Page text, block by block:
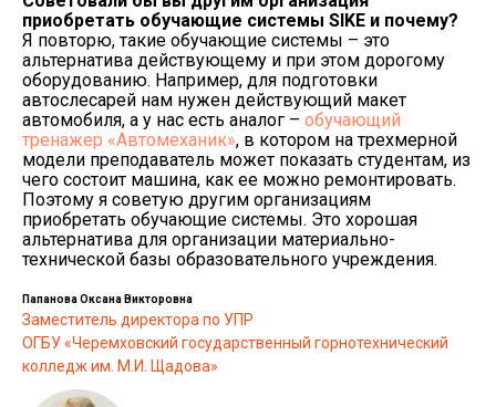
приобретать обучающие системы SIKE и почему?
Я повторю, такие обучающие системы – это
альтернатива действующему и при этом дорогому
оборудованию. Например, для подготовки
автослесарей нам нужен действующий макет
автомобиля, а у нас есть аналог – обучающий
тренажер «Автомеханик», в котором на трехмерной
модели преподаватель может показать студентам, из
чего состоит машина, как ее можно ремонтировать.
Поэтому я советую другим организациям
приобретать обучающие системы. Это хорошая
альтернатива для организации материально-
технической базы образовательного учреждения.
Папанова Оксана Викторовна
Заместитель директора по УПР
ОГБУ «Черемховский государственный горнотехнический
колледж им. М.И. Щадова»